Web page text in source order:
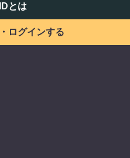
とは
ログインする